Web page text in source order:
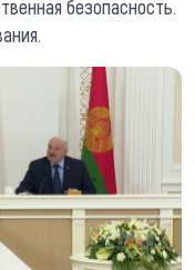
безопасность.